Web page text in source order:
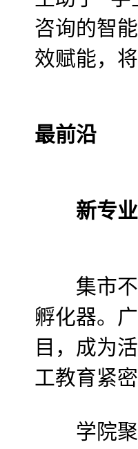
咨询的智
效赋能，
最前沿
新专
集市不
孵化器。
目，成为
工教育紧
学院聚